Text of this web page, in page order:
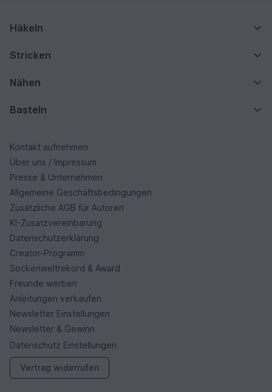
Häkeln
Stricken
Nähen
Basteln
Kontakt aufnehmen
Über uns / Impressum
Presse & Unternehmen
Allgemeine Geschäftsbedingungen
Zusätzliche AGB für Autoren
KI-Zusatzvereinbarung
Datenschutzerklärung
Creator-Programm
Sockenweltrekord & Award
Freunde werben
Anleitungen verkaufen
Newsletter Einstellungen
Newsletter & Gewinn
Datenschutz Einstellungen
Vertrag widerrufen